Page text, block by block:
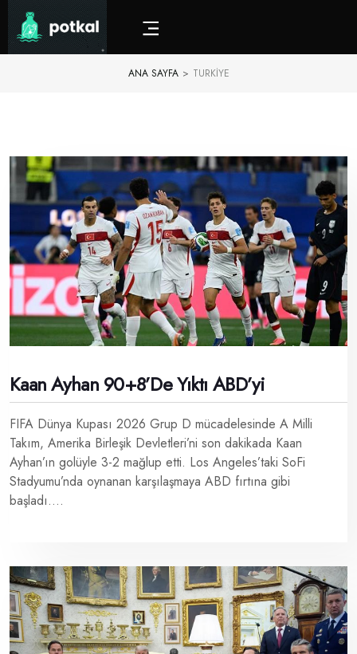
ANA SAYFA > TURKIYE
Kaan Ayhan 90+8’de Yıktı ABD’yi
FIFA Dünya Kupası 2026 Grup D mücadelesinde A Milli
Takım, Amerika Birleşik Devletleri’ni son dakikada Kaan
Ayhan’ın golüyle 3-2 mağlup etti. Los Angeles’taki SoFi
Stadyumu’nda oynanan karşılaşmaya ABD fırtına gibi
başladı....